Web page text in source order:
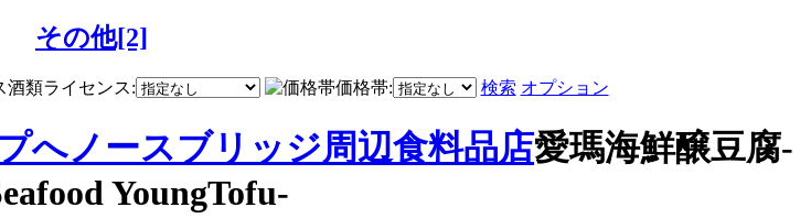
その他[2]
酒類ライセンス: 価格帯: 検索 オプション
へノースブリッジ周辺食料品店愛瑪海鮮醸豆腐-
YoungTofu-